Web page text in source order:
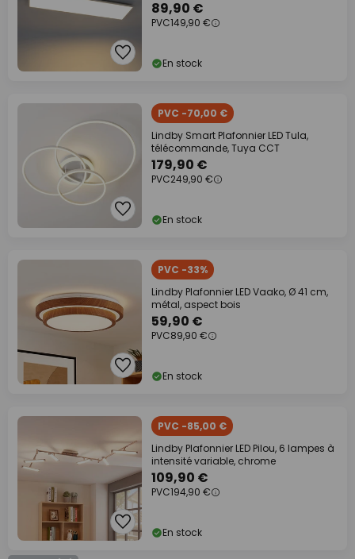
variable
89,90 €
PVC149,90 €
En stock
PVC -70,00 €
Lindby Smart Plafonnier LED Tula,
télécommande, Tuya CCT
179,90 €
PVC249,90 €
En stock
PVC -33%
Lindby Plafonnier LED Vaako, Ø 41 cm,
métal, aspect bois
59,90 €
PVC89,90 €
En stock
PVC -85,00 €
Lindby Plafonnier LED Pilou, 6 lampes à
intensité variable, chrome
109,90 €
PVC194,90 €
En stock